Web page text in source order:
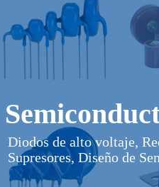
Diodos de alto voltaje,
Supresores, Diseño de